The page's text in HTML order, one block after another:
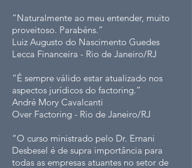
“Naturalmente ao meu entender, muito
proveitoso. Parabéns.”
Luiz Augusto do Nascimento Guedes
Lecca Financeira - Rio de Janeiro/RJ
“É sempre válido estar atualizado nos
aspectos jurídicos do factoring.”
André Mory Cavalcanti
Over Factoring - Rio de Janeiro/RJ
“O curso ministrado pelo Dr. Ernani
Desbesel é de supra importância para
todas as empresas atuantes no setor de